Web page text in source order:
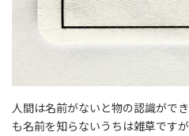
人間は名前がないと物の認識がで
も名前を知らないうちは雑草です